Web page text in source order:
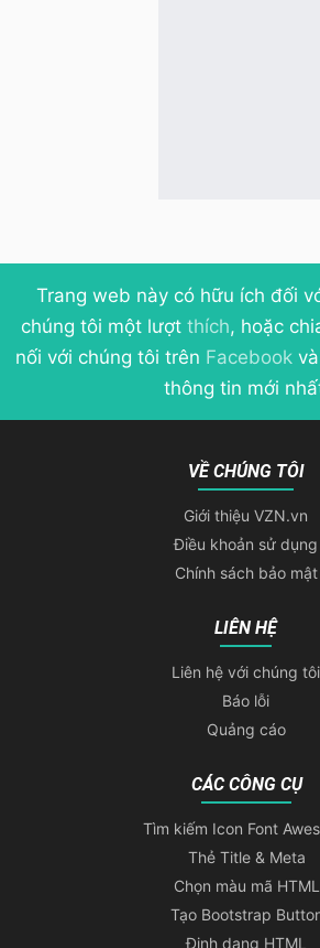
Trang web này có hữu ích đối
chúng tôi một lượt thích, hoặc
nối với chúng tôi trên Facebook và
thông tin mới
VỀ CHÚNG TÔI
Giới thiệu VZN.vn
Điều khoản sử dụng
Chính sách bảo mật
LIÊN HỆ
Liên hệ với chúng tôi
Báo lỗi
Quảng cáo
CÁC CÔNG CỤ
Tìm kiếm Icon Font
Thẻ Title & Meta
Chọn màu mã HTML
Tạo Bootstrap
Định dạng HTML